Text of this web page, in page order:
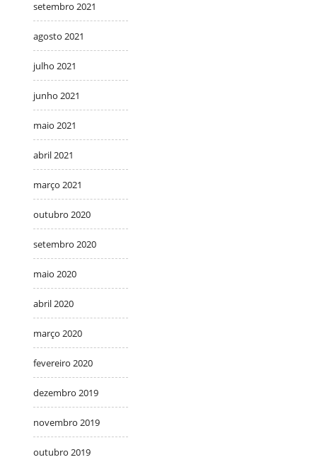
setembro 2021
agosto 2021
julho 2021
junho 2021
maio 2021
abril 2021
março 2021
outubro 2020
setembro 2020
maio 2020
abril 2020
março 2020
fevereiro 2020
dezembro 2019
novembro 2019
outubro 2019